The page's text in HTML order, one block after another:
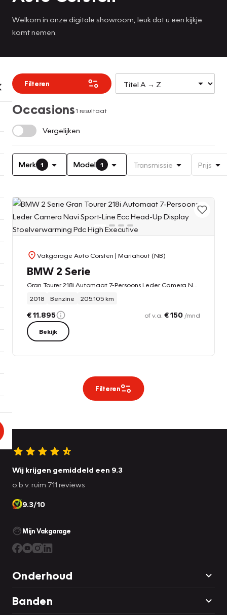
Welkom in onze digitale showroom, leuk dat u een kijkje
komt nemen.
Filteren
Occasions1 resultaat
Vergelijken
Merk 1 Model 1 Transmissie Prijs
Vakgarage Auto Corsten | Mariahout (NB)
BMW 2 Serie
2018
Benzine 205.105 km
€ 11.895 of v.a. € 150 /mnd
Bekijk
Filteren
Wij krijgen gemiddeld een 9.3
o.b.v. ruim 711 reviews
9.3/10
Mijn Vakgarage
Onderhoud
Banden